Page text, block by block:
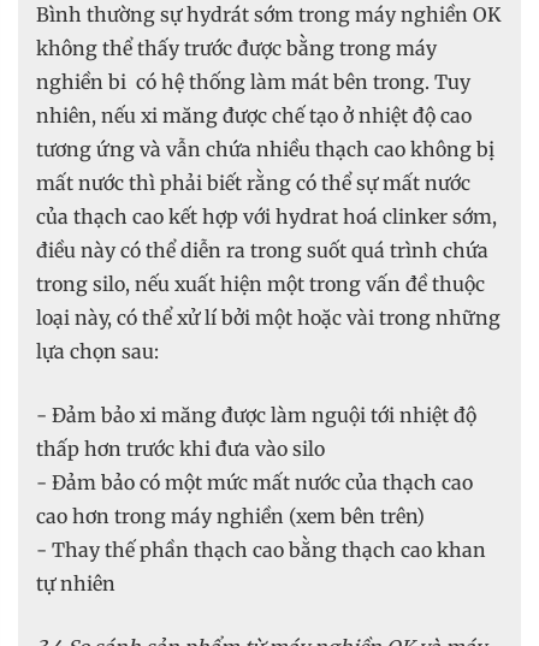
Bình thường sự hydrát sớm trong máy nghiền OK
không thể thấy trước được bằng trong máy
nghiền bi có hệ thống làm mát bên trong. Tuy
nhiên, nếu xi măng được chế tạo ở nhiệt độ cao
tương ứng và vẫn chứa nhiều thạch cao không bị
mất nước thì phải biết rằng có thể sự mất nước
của thạch cao kết hợp với hydrat hoá clinker sớm,
điều này có thể diễn ra trong suốt quá trình chứa
trong silo, nếu xuất hiện một trong vấn đề thuộc
loại này, có thể xử lí bởi một hoặc vài trong những
lựa chọn sau:
- Đảm bảo xi măng được làm nguội tới nhiệt độ
thấp hơn trước khi đưa vào silo
- Đảm bảo có một mức mất nước của thạch cao
cao hơn trong máy nghiền (xem bên trên)
- Thay thế phần thạch cao bằng thạch cao khan
tự nhiên